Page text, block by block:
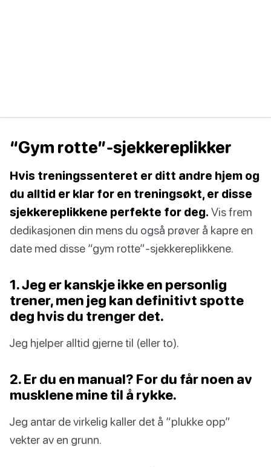
“Gym rotte”-sjekkereplikker
Hvis treningssenteret er ditt andre hjem og
du alltid er klar for en treningsøkt, er disse
sjekkereplikkene perfekte for deg. Vis frem
dedikasjonen din mens du også prøver å kapre en
date med disse “gym rotte”-sjekkereplikkene.
1. Jeg er kanskje ikke en personlig
trener, men jeg kan definitivt spotte
deg hvis du trenger det.
Jeg hjelper alltid gjerne til (eller to).
2. Er du en manual? For du får noen av
musklene mine til å rykke.
Jeg antar de virkelig kaller det å “plukke opp”
vekter av en grunn.